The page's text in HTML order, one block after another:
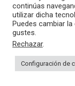
continúas
utilizar dicha
Puedes cambiar
gustes.
Rechazar.
Configuración de